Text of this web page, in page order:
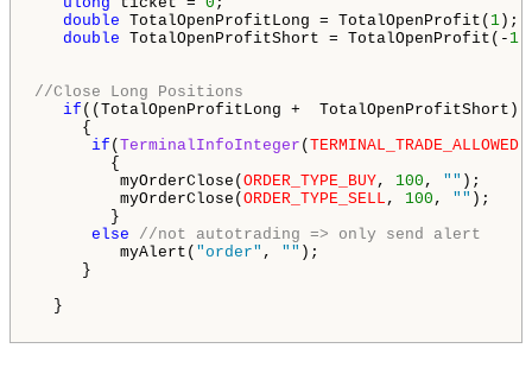
double TotalOpenProfitLong = TotalOpenProfit( 1 );
double TotalOpenProfitShort = TotalOpenProfit(- 1
//Close Long Positions
if ((TotalOpenProfitLong +  TotalOpenProfitShort)
{
if ( TerminalInfoInteger ( TERMINAL_TRADE_ALLOWED
{
myOrderClose( ORDER_TYPE_BUY, 100 , "" );
myOrderClose( ORDER_TYPE_SELL , 100 , "" );
}
else
//not autotrading => only send alert
myAlert( "order" , "" );
}
}